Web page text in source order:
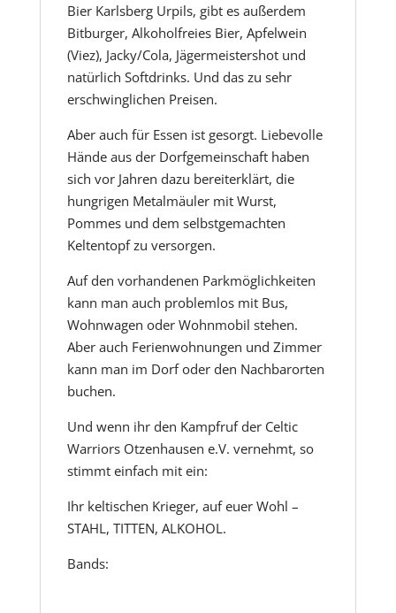
Bier Karlsberg Urpils, gibt es außerdem
Bitburger, Alkoholfreies Bier, Apfelwein
(Viez), Jacky/Cola, Jägermeistershot und
natürlich Softdrinks. Und das zu sehr
erschwinglichen Preisen.
Aber auch für Essen ist gesorgt. Liebevolle
Hände aus der Dorfgemeinschaft haben
sich vor Jahren dazu bereiterklärt, die
hungrigen Metalmäuler mit Wurst,
Pommes und dem selbstgemachten
Keltentopf zu versorgen.
Auf den vorhandenen Parkmöglichkeiten
kann man auch problemlos mit Bus,
Wohnwagen oder Wohnmobil stehen.
Aber auch Ferienwohnungen und Zimmer
kann man im Dorf oder den Nachbarorten
buchen.
Und wenn ihr den Kampfruf der Celtic
Warriors Otzenhausen e.V. vernehmt, so
stimmt einfach mit ein:
Ihr keltischen Krieger, auf euer Wohl –
STAHL, TITTEN, ALKOHOL.
Bands: